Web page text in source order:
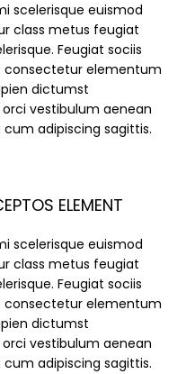
scelerisque euismod
class metus feugiat
Feugiat sociis
consectetur elementum
dictumst
vestibulum aenean
adipiscing sagittis.
ELEMENT
scelerisque euismod
class metus feugiat
Feugiat sociis
consectetur elementum
dictumst
vestibulum aenean
adipiscing sagittis.